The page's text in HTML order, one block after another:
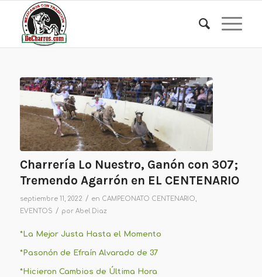
Charrería Lo Nuestro, Ganón con 307;
Tremendo Agarrón en EL CENTENARIO
septiembre 11, 2022 / en CAMPEONATO CENTENARIO
EVENTOS
/ por Abel Diaz
*La Mejor Justa Hasta el Momento
*Pasonón de Efraín Alvarado de 37
*Hicieron Cambios de Última Hora